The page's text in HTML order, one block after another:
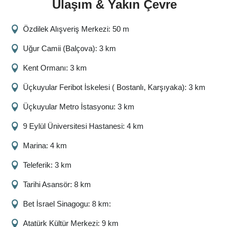
Ulaşım & Yakın Çevre
Özdilek Alışveriş Merkezi: 50 m
Uğur Camii (Balçova): 3 km
Kent Ormanı: 3 km
Üçkuyular Feribot İskelesi ( Bostanlı, Karşıyaka): 3 km
Üçkuyular Metro İstasyonu: 3 km
9 Eylül Üniversitesi Hastanesi: 4 km
Marina: 4 km
Teleferik: 3 km
Tarihi Asansör: 8 km
Bet İsrael Sinagogu: 8 km:
Atatürk Kültür Merkezi: 9 km